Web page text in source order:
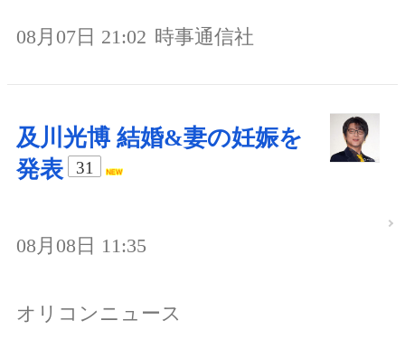
08月07日 21:02 時事通信社
及川光博 結婚&妻の妊娠を
発表
31
08月08日 11:35
オリコンニュース